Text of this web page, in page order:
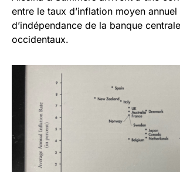
entre le taux d’inflation moyen
d’indépendance de la banque
occidentaux.